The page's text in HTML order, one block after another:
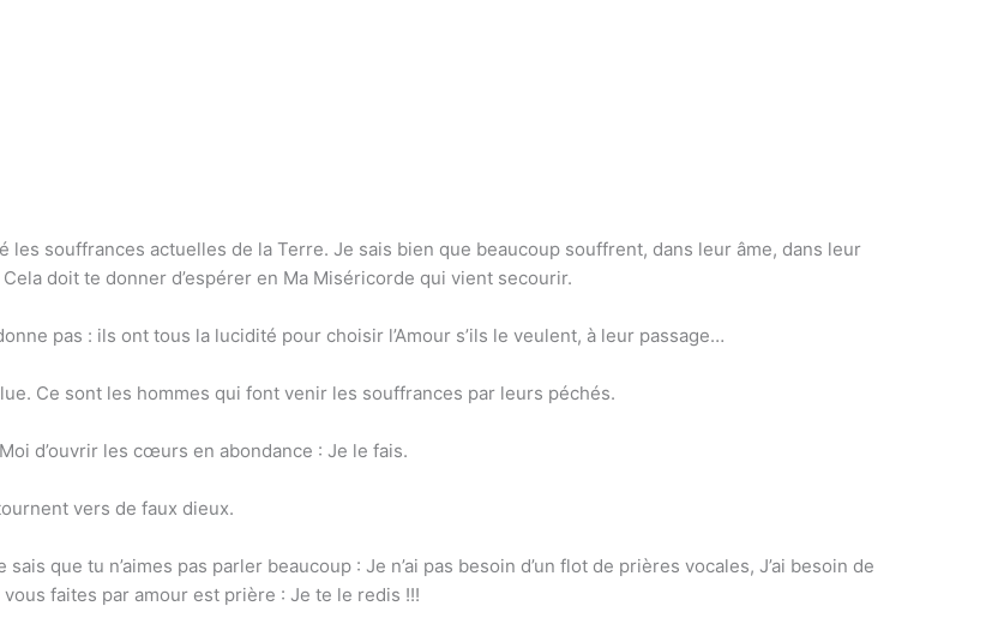
les souffrances actuelles de la Terre. Je sais bien que beaucoup souffrent, dans leur âme, dans leur
doit te donner d’espérer en Ma Miséricorde qui vient secourir.
pas : ils ont tous la lucidité pour choisir l’Amour s’ils le veulent, à leur passage…
Ce sont les hommes qui font venir les souffrances par leurs péchés.
d’ouvrir les cœurs en abondance : Je le fais.
vers de faux dieux.
que tu n’aimes pas parler beaucoup : Je n’ai pas besoin d’un flot de prières vocales, J’ai besoin de
faites par amour est prière : Je te le redis !!!